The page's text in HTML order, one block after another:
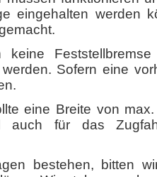
eingehalten werden
Sofern eine
eine Breite von
auch für das
bestehen, bitten